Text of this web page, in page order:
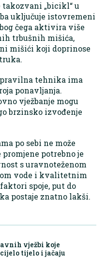
takozvani „bicikl“ u
uključuje istovremeni
čega aktivira više
trbušnih mišića,
mišići koji doprinose
tehnika ima
ponavljanja.
vježbanje mogu
brzinsko izvođenje
po sebi ne može
potrebno je
s uravnoteženom
vode i kvalitetnim
spoje, put do
postaje znatno lakši.
vježbi koje
tijelo i jačaju